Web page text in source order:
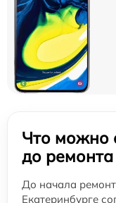
Что можно
до ремонта
До начала
Екатеринбурге